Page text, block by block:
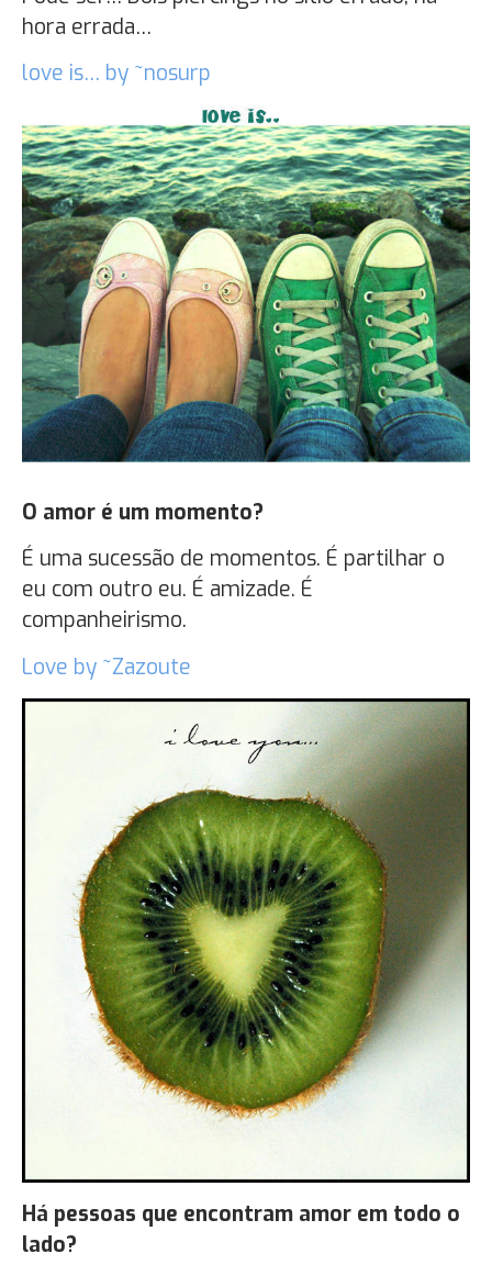
hora errada…
love is… by ~nosurp
O amor é um momento?
É uma sucessão de momentos. É partilhar o
eu com outro eu. É amizade. É
companheirismo.
Love by ~Zazoute
Há pessoas que encontram amor em todo o
lado?